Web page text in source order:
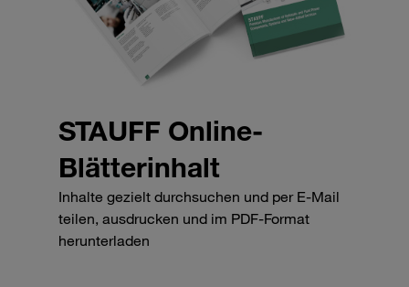
STAUFF Online-
Blätterinhalt
Inhalte gezielt durchsuchen und per E-Mail
teilen, ausdrucken und im PDF-Format
herunterladen